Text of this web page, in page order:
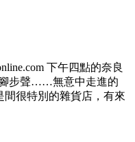
下午四點的奈良
步聲……無意中走進的
間很特別的雜貨店，有來